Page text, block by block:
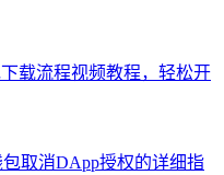
载流程视频教程，轻松开
取消DApp授权的详细指